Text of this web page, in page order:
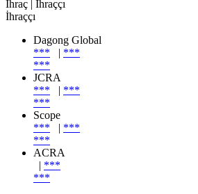
İhraç
| İhraççı
İhraççı
Dagong Global
***
| ***
***
JCRA
***
| ***
***
Scope
***
| ***
***
ACRA
| ***
***